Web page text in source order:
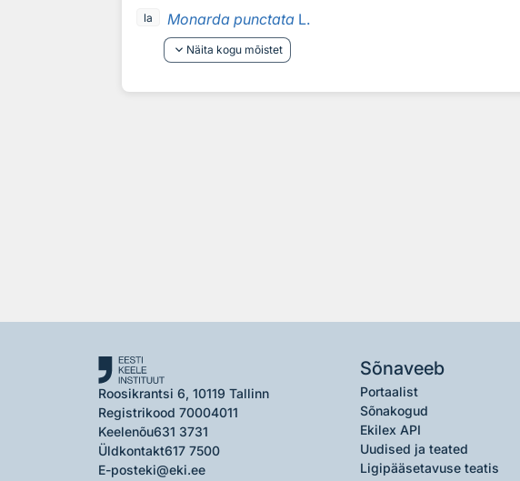
la Monarda punctata L.
keyboard_arrow_down Näita kogu mõistet
Roosikrantsi 6, 10119 Tallinn
Registrikood 70004011
Keelenõu631 3731
Üldkontakt617 7500
E-posteki@eki.ee
Sõnaveeb
Portaalist
Sõnakogud
Ekilex API
Uudised ja teated
Ligipääsetavuse teatis